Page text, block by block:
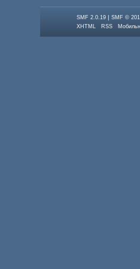
SMF 2.0.19| SMF ©
XHTML
RSS